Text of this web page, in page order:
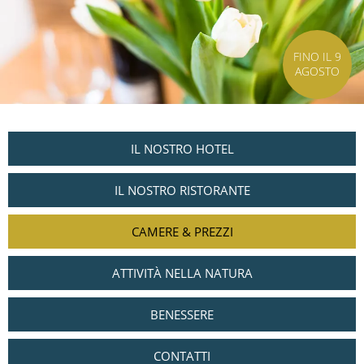
FINO IL 9
AGOSTO
IL NOSTRO HOTEL
IL NOSTRO RISTORANTE
CAMERE & PREZZI
ATTIVITÀ NELLA NATURA
BENESSERE
CONTATTI